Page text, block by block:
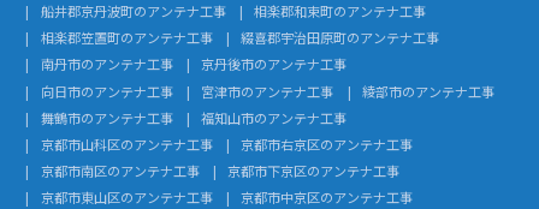
船井郡京丹波町のアンテナ工事
相楽郡和束町のアンテナ工事
相楽郡笠置町のアンテナ工事
綴喜郡宇治田原町のアンテナ工事
南丹市のアンテナ工事
京丹後市のアンテナ工事
向日市のアンテナ工事
宮津市のアンテナ工事
綾部市のアンテナ工事
舞鶴市のアンテナ工事
福知山市のアンテナ工事
京都市山科区のアンテナ工事
京都市右京区のアンテナ工事
京都市南区のアンテナ工事
京都市下京区のアンテナ工事
京都市東山区のアンテナ工事
京都市中京区のアンテナ工事